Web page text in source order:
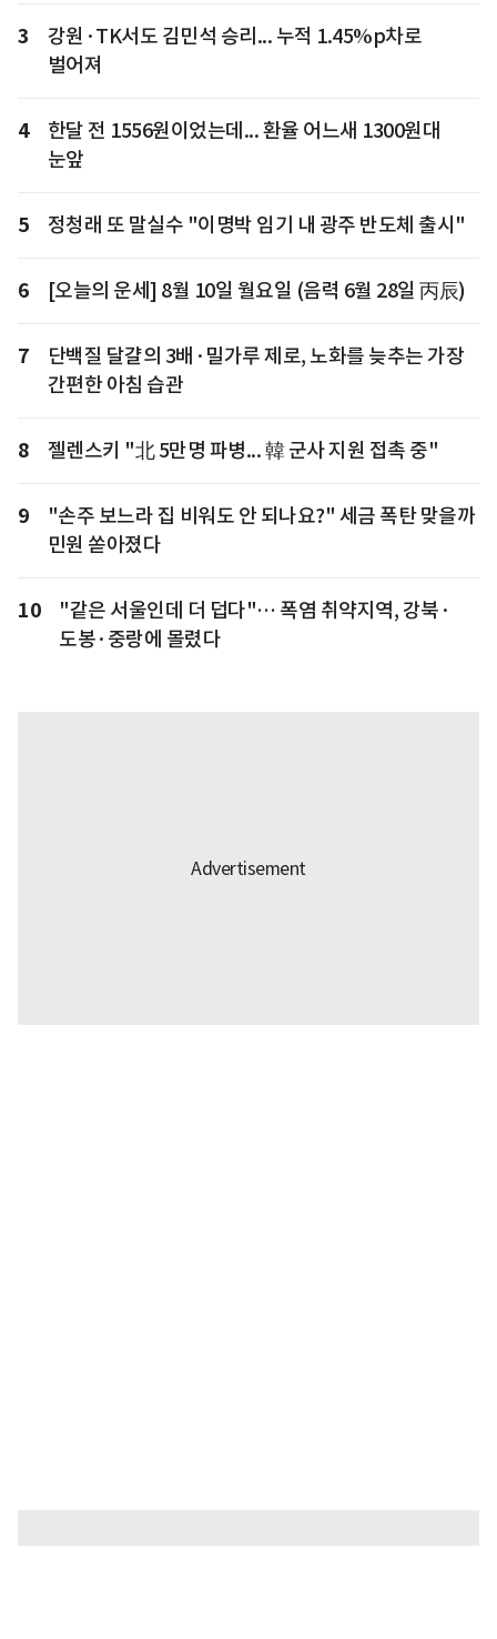
3
강원·TK서도 김민석 승리... 누적 1.45%p차로
벌어져
4
한달 전 1556원이었는데... 환율 어느새 1300원대
눈앞
5 정청래 또 말실수 "이명박 임기 내 광주 반도체 출시"
6 [오늘의 운세] 8월 10일 월요일 (음력 6월 28일 丙辰)
7
단백질 달걀의 3배·밀가루 제로, 노화를 늦추는 가장
간편한 아침 습관
8 젤렌스키 "北 5만명 파병... 韓 군사 지원 접촉 중"
9
"손주 보느라 집 비워도 안 되나요?" 세금 폭탄 맞을까
민원 쏟아졌다
10
"같은 서울인데 더 덥다"… 폭염 취약지역, 강북·
도봉·중랑에 몰렸다